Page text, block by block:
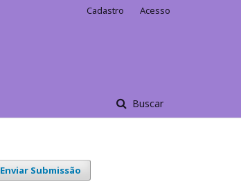
Buscar
Cadastro Acesso
Enviar Submissão